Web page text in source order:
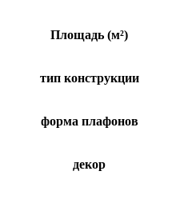
Площадь (м²)
тип конструкции
форма плафонов
декор